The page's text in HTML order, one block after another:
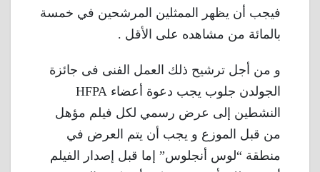
فيجب أن يظهر الممثلين المرشحين في خمسة
بالمائة من مشاهده على الأقل .
و من أجل ترشيح ذلك العمل الفنى فى جائزة
الجولدن جلوب يجب دعوة أعضاء HFPA
النشطين إلى عرض رسمي لكل فيلم مؤهل
من قبل الموزع و يجب أن يتم العرض في
منطقة “لوس أنجلوس” إما قبل إصدار الفيلم